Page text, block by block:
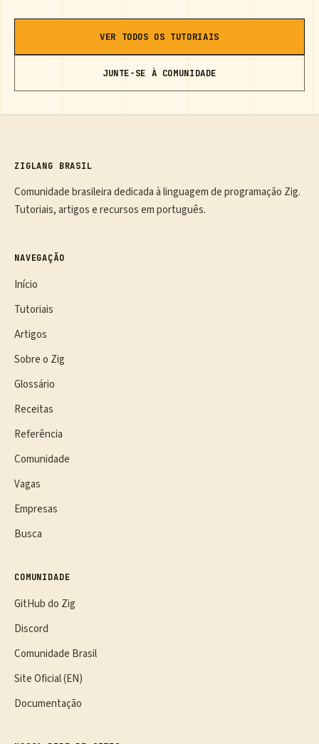
VER TODOS OS TUTORIAIS
JUNTE-SE À COMUNIDADE
ZIGLANG BRASIL
Comunidade brasileira dedicada à linguagem de programação Zig.
Tutoriais, artigos e recursos em português.
NAVEGAÇÃO
Início
Tutoriais
Artigos
Sobre o Zig
Glossário
Receitas
Referência
Comunidade
Vagas
Empresas
Busca
COMUNIDADE
GitHub do Zig
Discord
Comunidade Brasil
Site Oficial (EN)
Documentação